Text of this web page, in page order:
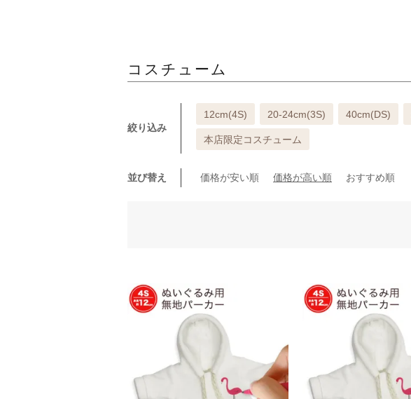
コスチューム
絞り込み
12cm(4S) 20-24cm(3S) 40cm(DS)
本店限定コスチューム
並び替え 価格が安い順 価格が高い順 おすすめ順